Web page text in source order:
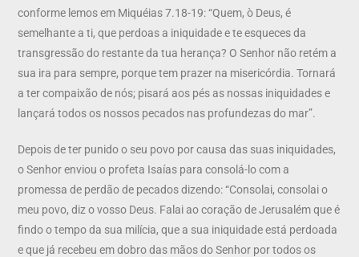
conforme lemos em Miquéias 7.18-19: “Quem, ò Deus, é
semelhante a ti, que perdoas a iniquidade e te esqueces da
transgressão do restante da tua herança? O Senhor não retém a
sua ira para sempre, porque tem prazer na misericórdia. Tornará
a ter compaixão de nós; pisará aos pés as nossas iniquidades e
lançará todos os nossos pecados nas profundezas do mar”.
Depois de ter punido o seu povo por causa das suas iniquidades,
o Senhor enviou o profeta Isaías para consolá-lo com a
promessa de perdão de pecados dizendo: “Consolai, consolai o
meu povo, diz o vosso Deus. Falai ao coração de Jerusalém que é
findo o tempo da sua milícia, que a sua iniquidade está perdoada
e que já recebeu em dobro das mãos do Senhor por todos os